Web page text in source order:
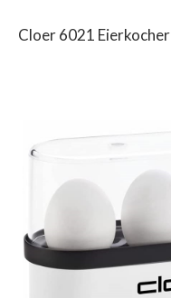
Cloer 6021 Eierkocher